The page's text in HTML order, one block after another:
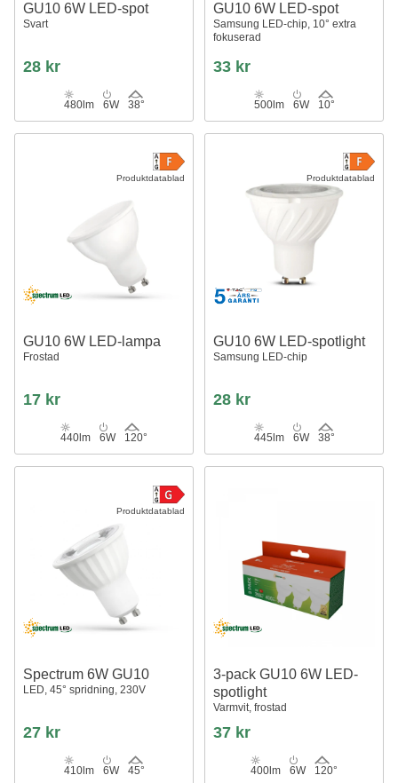
GU10 6W LED-spot
Svart
28 kr
480lm 6W 38°
GU10 6W LED-spot
Samsung LED-chip, 10° extra
fokuserad
33 kr
500lm 6W 10°
Produktdatablad
GU10 6W LED-lampa
Frostad
17 kr
440lm 6W 120°
Produktdatablad
GU10 6W LED-spotlight
Samsung LED-chip
28 kr
445lm 6W 38°
Produktdatablad
Spectrum 6W GU10
LED, 45° spridning, 230V
27 kr
410lm 6W 45°
3-pack GU10 6W LED-
spotlight
Varmvit, frostad
37 kr
400lm 6W 120°